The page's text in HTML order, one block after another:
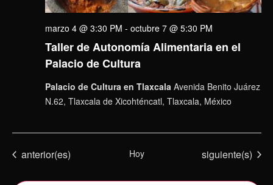
Taller de Autonomía Alimentaria en el
Palacio de Cultura
marzo 4 @ 3:30 PM - octubre 7 @ 5:30 PM
Palacio de Cultura en Tlaxcala Avenida Benito Juárez
N.62, Tlaxcala de Xicohténcatl, Tlaxcala, México
Eventos
anterior(es) Hoy Eventos
siguiente(s)